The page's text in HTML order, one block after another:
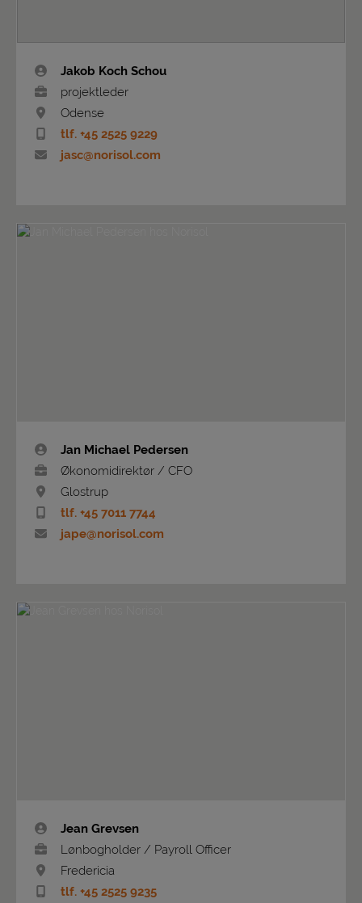
Jakob Koch Schou
projektleder
Odense
tlf. +45 2525 9229
jasc@norisol.com
Jan Michael Pedersen
Økonomidirektør / CFO
Glostrup
tlf. +45 7011 7744
jape@norisol.com
Jean Grevsen
Lønbogholder / Payroll Officer
Fredericia
tlf. +45 2525 9235